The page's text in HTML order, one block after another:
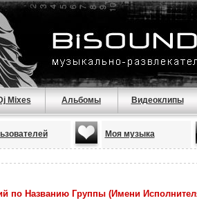
Mixes Альбомы Видеоклипы
Моя музыка
по Названию Группы (Имени